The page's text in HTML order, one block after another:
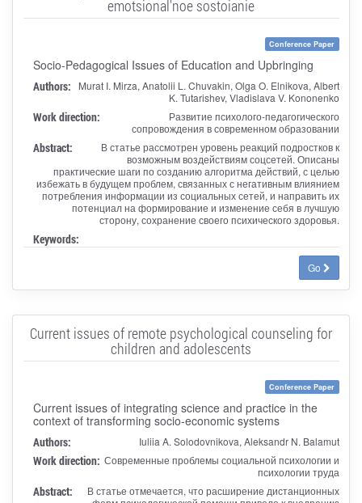
emotsional'noe sostoianie
Conference Paper
Socio-Pedagogical Issues of Education and Upbringing
Authors:
Murat I. Mirza, Anatolii L. Chuvakin, Olga O. Elnikova, Albert
K. Tutarishev, Vladislava V. Kononenko
Work direction:
Развитие психолого-педагогического
сопровождения в современном образовании
Abstract:
В статье рассмотрен уровень реакций подростков к
возможным воздействиям соцсетей. Описаны
практические шаги по созданию алгоритма действий, с целью
избежать в будущем проблем, связанных с негативным влиянием
потребления информации из социальных сетей, и направить их
потенциал на формирование и изменение себя в лучшую
сторону, сохранение своего психического здоровья.
Keywords:
Go
Current issues of remote psychological counseling for
children and adolescents
Conference Paper
Current issues of integrating science and practice in the
context of transforming socio-economic systems
Authors: Iuliia A. Solodovnikova, Aleksandr N. Balamut
Work direction: Современные проблемы социальной психологии и
психологии труда
Abstract:
В статье отмечается, что расширение дистанционных